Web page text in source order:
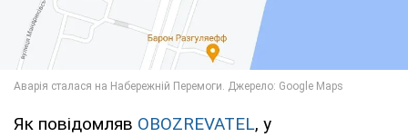
Як повідомляв OBOZREVATEL, у